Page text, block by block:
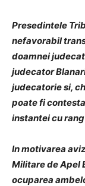
Presedintele
nefavorabil
doamnei
judecator
judecatorie si,
poate fi
instantei cu
In motivarea
Militare de Apel
ocuparea